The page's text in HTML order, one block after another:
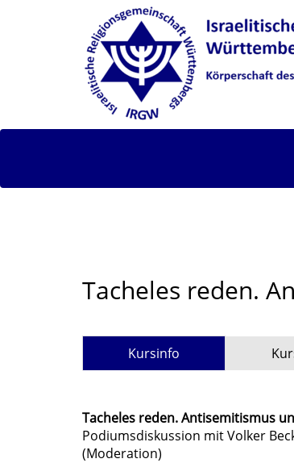
Tacheles reden.
Kursinfo
Tacheles reden. Antisemitismus
Podiumsdiskussion mit Volker
(Moderation)